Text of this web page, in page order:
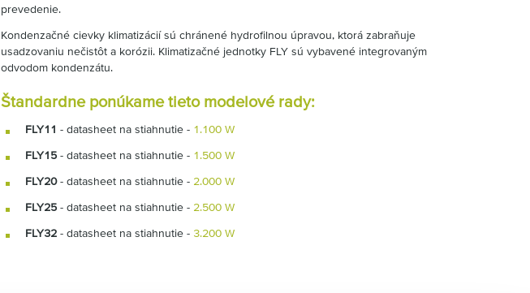
prevedenie.
Kondenzačné cievky klimatizácií sú chránené hydrofilnou úpravou, ktorá zabraňuje
usadzovaniu nečistôt a korózii. Klimatizačné jednotky FLY sú vybavené integrovaným
odvodom kondenzátu.
Štandardne ponúkame tieto modelové rady:
FLY11 - datasheet na stiahnutie - 1.100 W
FLY15 - datasheet na stiahnutie - 1.500 W
FLY20- datasheet na stiahnutie - 2.000 W
FLY25 - datasheet na stiahnutie - 2.500 W
FLY32 - datasheet na stiahnutie - 3.200 W